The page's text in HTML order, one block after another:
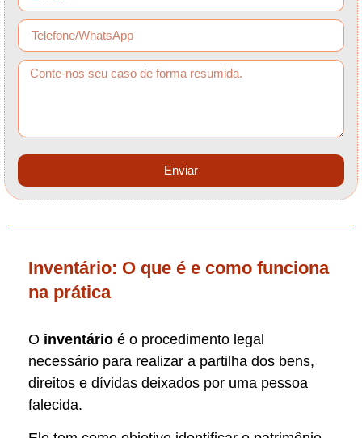
Enviar
Inventário: O que é e como funciona
na prática
O inventário é o procedimento legal
necessário para realizar a partilha dos bens,
direitos e dívidas deixados por uma pessoa
falecida.